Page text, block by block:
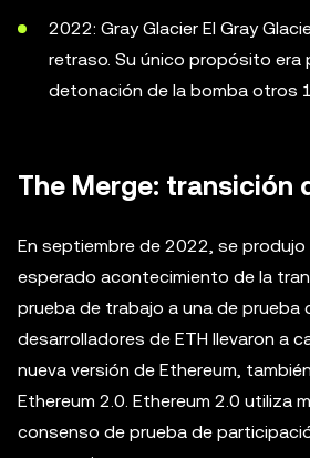
2022: Gray Glacier El Gray
retraso. Su único propósito era
detonación de la bomba otros
The Merge: transición
En septiembre de 2022, se
esperado acontecimiento de la
prueba de trabajo a una de prueba
desarrolladores de ETH llevaron a
nueva versión de Ethereum,
Ethereum 2.0. Ethereum 2.0 utiliza
consenso de prueba de